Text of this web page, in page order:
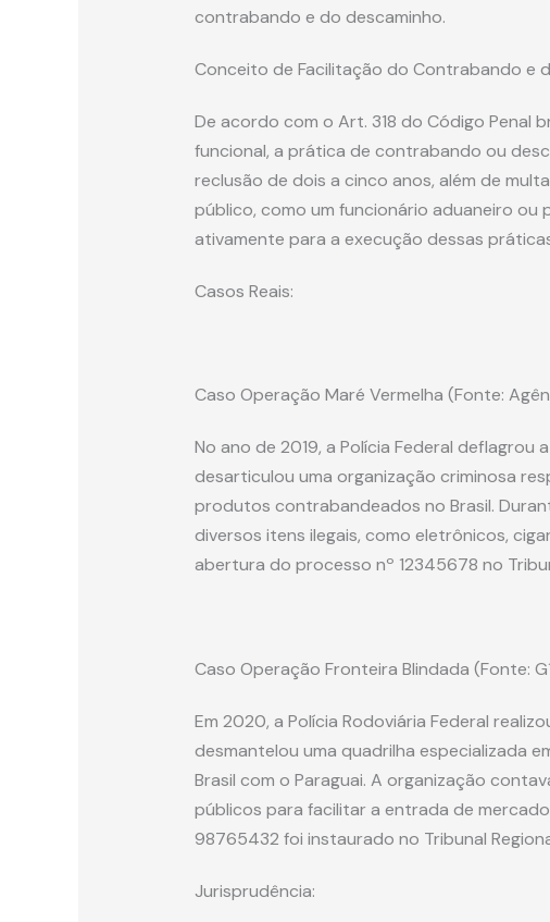
contrabando e do descaminho.
Conceito de Facilitação do Contrabando e
De acordo com o Art. 318 do Código Penal
funcional, a prática de contrabando ou
reclusão de dois a cinco anos, além de
público, como um funcionário aduaneiro ou
ativamente para a execução dessas
Casos Reais:
Caso Operação Maré Vermelha (Fonte:
No ano de 2019, a Polícia Federal deflagrou
desarticulou uma organização criminosa
produtos contrabandeados no Brasil.
diversos itens ilegais, como eletrônicos,
abertura do processo nº 12345678 no
Caso Operação Fronteira Blindada (Fonte:
Em 2020, a Polícia Rodoviária Federal
desmantelou uma quadrilha especializada
Brasil com o Paraguai. A organização
públicos para facilitar a entrada de
98765432 foi instaurado no Tribunal
Jurisprudência: